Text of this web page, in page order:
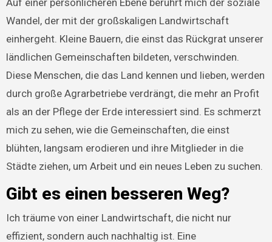
Wandel, der mit der großskaligen Landwirtschaft
einhergeht. Kleine Bauern, die einst das Rückgrat unserer
ländlichen Gemeinschaften bildeten, verschwinden.
Diese Menschen, die das Land kennen und lieben, werden
durch große Agrarbetriebe verdrängt, die mehr an Profit
als an der Pflege der Erde interessiert sind. Es schmerzt
mich zu sehen, wie die Gemeinschaften, die einst
blühten, langsam erodieren und ihre Mitglieder in die
Städte ziehen, um Arbeit und ein neues Leben zu suchen.
Gibt es einen besseren Weg?
Ich träume von einer Landwirtschaft, die nicht nur
effizient, sondern auch nachhaltig ist. Eine